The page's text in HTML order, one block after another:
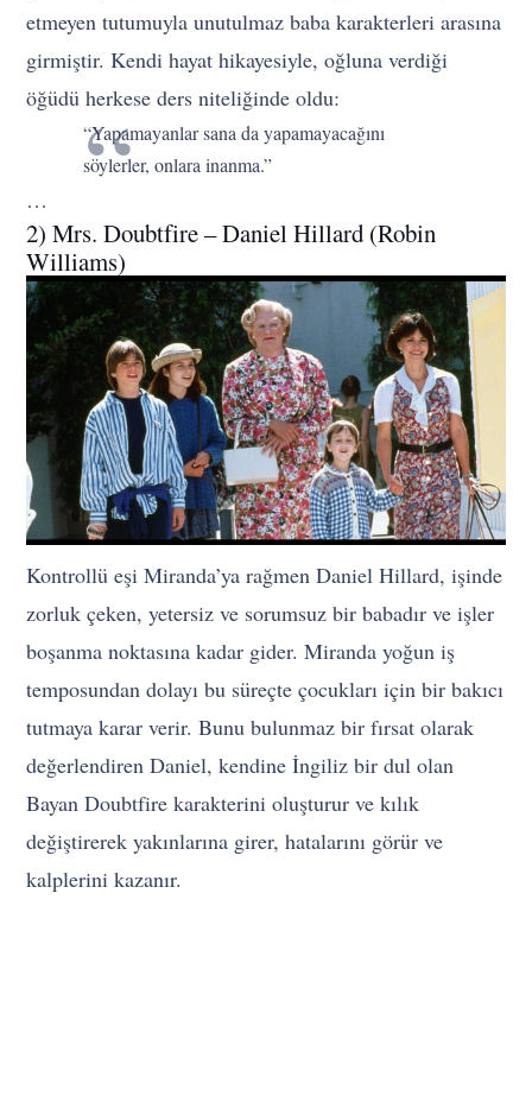
etmeyen tutumuyla unutulmaz baba karakterleri arasına
girmiştir. Kendi hayat hikayesiyle, oğluna verdiği
öğüdü herkese ders niteliğinde oldu:
“Yapamayanlar sana da yapamayacağını
söylerler, onlara inanma.”
…
2) Mrs. Doubtfire – Daniel Hillard (Robin
Williams)
Kontrollü eşi Miranda’ya rağmen Daniel Hillard, işinde
zorluk çeken, yetersiz ve sorumsuz bir babadır ve işler
boşanma noktasına kadar gider. Miranda yoğun iş
temposundan dolayı bu süreçte çocukları için bir bakıcı
tutmaya karar verir. Bunu bulunmaz bir fırsat olarak
değerlendiren Daniel, kendine İngiliz bir dul olan
Bayan Doubtfire karakterini oluşturur ve kılık
değiştirerek yakınlarına girer, hatalarını görür ve
kalplerini kazanır.